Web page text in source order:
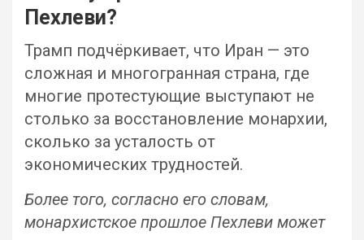
Пехлеви?
Трамп подчёркивает, что Иран — это
сложная и многогранная страна, где
многие протестующие выступают не
столько за восстановление монархии,
сколько за усталость от
экономических трудностей.
Более того, согласно его словам,
монархистское прошлое Пехлеви может